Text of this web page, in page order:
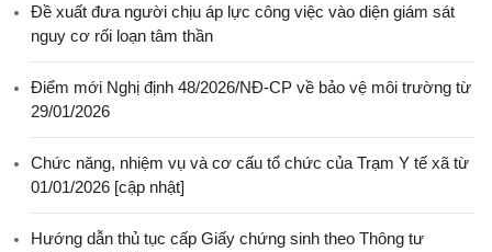
Đề xuất đưa người chịu áp lực công việc vào diện giám sát
nguy cơ rối loạn tâm thần
Điểm mới Nghị định 48/2026/NĐ-CP về bảo vệ môi trường từ
29/01/2026
Chức năng, nhiệm vụ và cơ cấu tổ chức của Trạm Y tế xã từ
01/01/2026 [cập nhật]
Hướng dẫn thủ tục cấp Giấy chứng sinh theo Thông tư